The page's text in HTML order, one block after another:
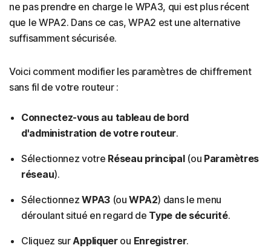
ne pas prendre en charge le WPA3, qui est plus récent
que le WPA2. Dans ce cas, WPA2 est une alternative
suffisamment sécurisée.
Voici comment modifier les paramètres de chiffrement
sans fil de votre routeur :
Connectez-vous au tableau de bord
d'administration de votre routeur.
Sélectionnez votre Réseau principal(ou Paramètres
réseau).
SélectionnezWPA3(ouWPA2) dans le menu
déroulant situé en regard de Type de sécurité.
Cliquez surAppliquerou Enregistrer.